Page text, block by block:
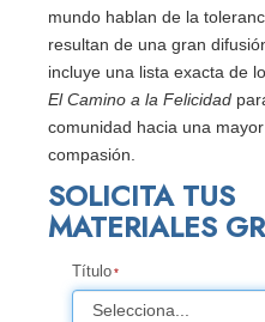
mundo hablan de la
resultan de una gran
incluye una lista exacta de
El Camino a la Felicidad
comunidad hacia una
compasión.
SOLICITA TUS
MATERIALES
Título